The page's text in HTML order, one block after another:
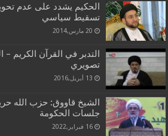
الحكيم يشدد على عدم
تسقيط سياسي
20 مارس,2014
التدبر في القرآن الكريم –
تصويري
13 أبريل,2016
الشيخ قاووق: حزب الله
جلسات الحكومة
16 فبراير,2022